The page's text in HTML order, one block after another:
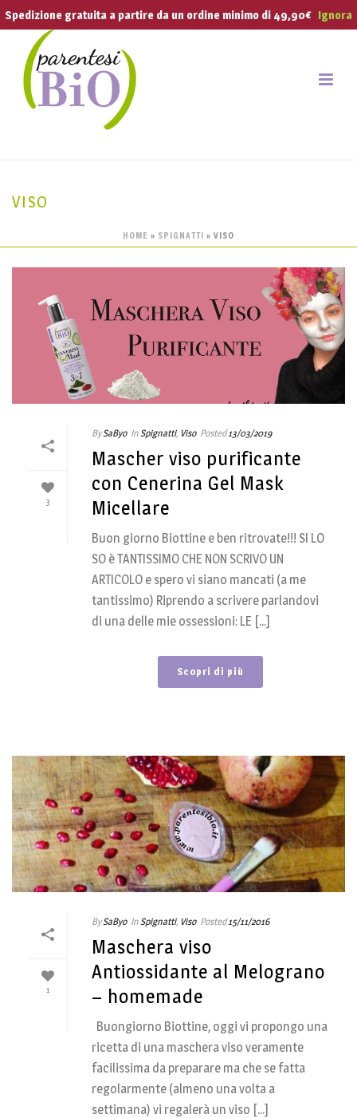
VISO
HOME » SPIGNATTI » VISO
3
By SaByo In Spignatti, Viso Posted 13/03/2019
Mascher viso purificante
con Cenerina Gel Mask
Micellare
Buon giorno Biottine e ben ritrovate!!! SI LO
SO è TANTISSIMO CHE NON SCRIVO UN
ARTICOLO e spero vi siano mancati (a me
tantissimo) Riprendo a scrivere parlandovi
di una delle mie ossessioni: LE [...]
Scopri di più
1
By SaByo In Spignatti, Viso Posted 15/11/2016
Maschera viso
Antiossidante al Melograno
– homemade
Buongiorno Biottine, oggi vi propongo una
ricetta di una maschera viso veramente
facilissima da preparare ma che se fatta
regolarmente (almeno una volta a
settimana) vi regalerà un viso [...]
Spedizione gratuita a partire da un ordine minimo di 49,90€ Ignora